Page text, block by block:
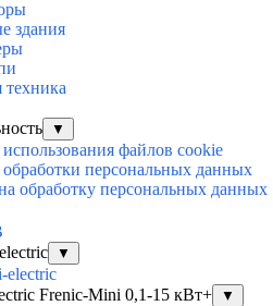
здания
техника
▼
файлов cookie
персональных данных
обработку персональных данных
▼
electric
Frenic-Mini 0,1-15 кВт+
▼